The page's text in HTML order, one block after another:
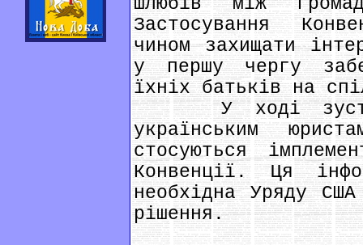
Застосування
чином захищати
у першу чергу
їхніх батьків на
У ході
українським
стосуються
Конвенції. Ця
необхідна Уряду
рішення.